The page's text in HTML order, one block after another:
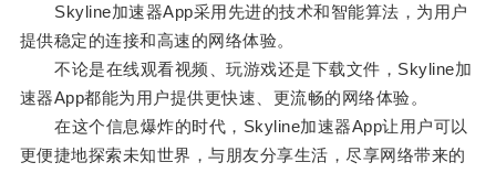
Skyline加速器App采用先进的技术和智能算法，为用户
提供稳定的连接和高速的网络体验。
不论是在线观看视频、玩游戏还是下载文件，Skyline加
速器App都能为用户提供更快速、更流畅的网络体验。
在这个信息爆炸的时代，Skyline加速器App让用户可以
更便捷地探索未知世界，与朋友分享生活，尽享网络带来的